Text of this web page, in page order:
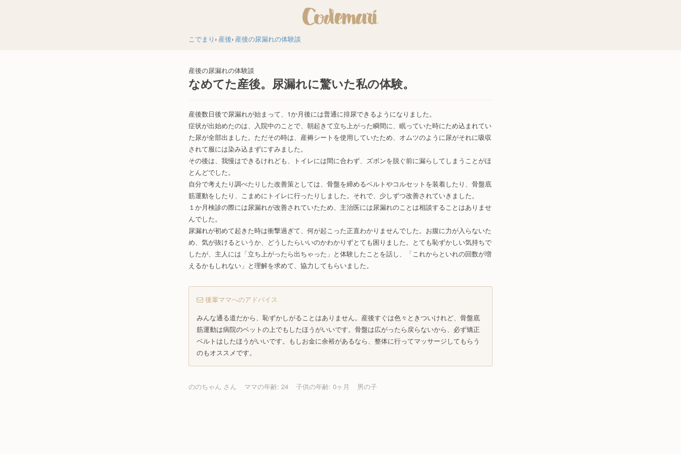
こでまり 産後 産後の尿漏れの体験談
産後の尿漏れの体験談
なめてた産後。尿漏れに驚いた私の体験。
産後数日後で尿漏れが始まって、1か月後には普通に排尿できるようになりました。
症状が出始めたのは、入院中のことで、朝起きて立ち上がった瞬間に、眠っていた時にため込まれてい
た尿が全部出ました。ただその時は、産褥シートを使用していたため、オムツのように尿がそれに吸収
されて服には染み込まずにすみました。
その後は、我慢はできるけれども、トイレには間に合わず、ズボンを脱ぐ前に漏らしてしまうことがほ
とんどでした。
自分で考えたり調べたりした改善策としては、骨盤を締めるベルトやコルセットを装着したり、骨盤底
筋運動をしたり、こまめにトイレに行ったりしました。それで、少しずつ改善されていきました。
１か月検診の際には尿漏れが改善されていたため、主治医には尿漏れのことは相談することはありませ
んでした。
尿漏れが初めて起きた時は衝撃過ぎて、何が起こった正直わかりませんでした。お腹に力が入らないた
め、気が抜けるというか、どうしたらいいのかわかりずとても困りました。とても恥ずかしい気持ちで
したが、主人には「立ち上がったら出ちゃった」と体験したことを話し、「これからといれの回数が増
えるかもしれない」と理解を求めて、協力してもらいました。
後輩ママへのアドバイス
みんな通る道だから、恥ずかしがることはありません。産後すぐは色々ときついけれど、骨盤底
筋運動は病院のベットの上でもしたほうがいいです。骨盤は広がったら戻らないから、必ず矯正
ベルトはしたほうがいいです。もしお金に余裕があるなら、整体に行ってマッサージしてもらう
のもオススメです。
ののちゃん さん ママの年齢: 24 子供の年齢: 0ヶ月 男の子